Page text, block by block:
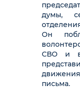
думы,
Он
СВО и
письма.